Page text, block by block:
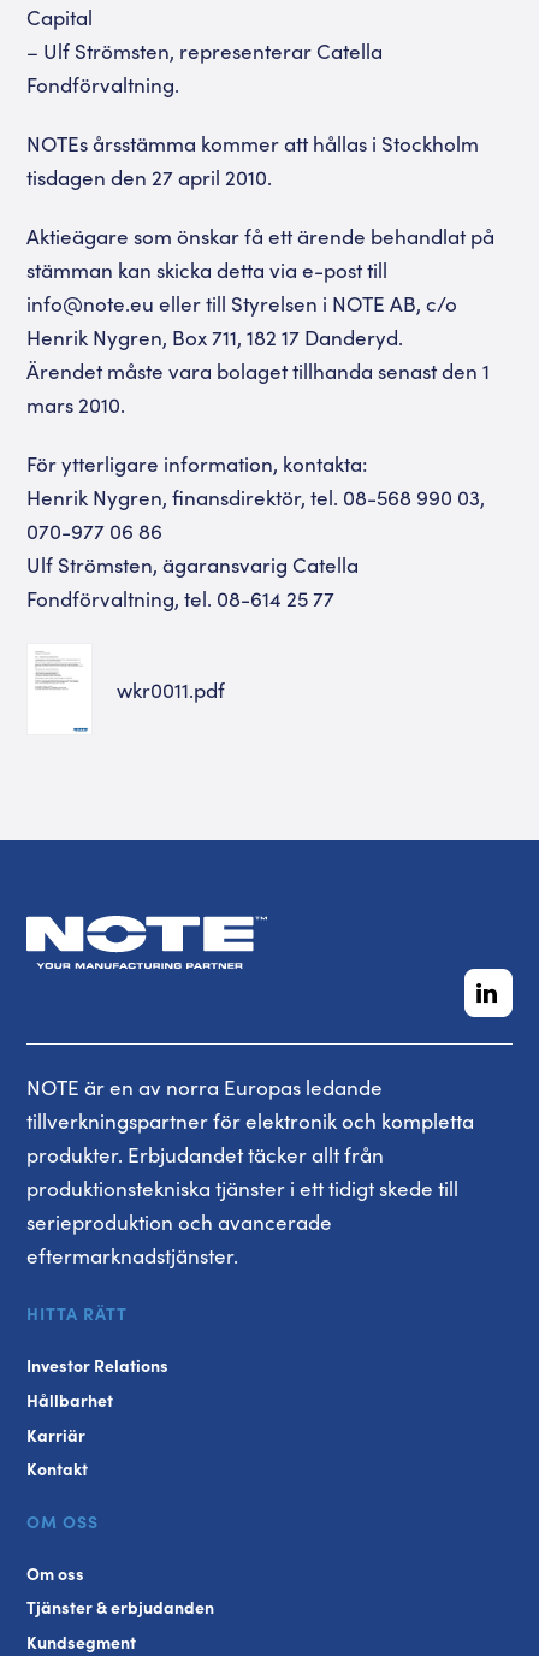
Capital
– Ulf Strömsten, representerar Catella
Fondförvaltning.
NOTEs årsstämma kommer att hållas i Stockholm
tisdagen den 27 april 2010.
Aktieägare som önskar få ett ärende behandlat på
stämman kan skicka detta via e-post till
info@note.eu eller till Styrelsen i NOTE AB, c/o
Henrik Nygren, Box 711, 182 17 Danderyd.
Ärendet måste vara bolaget tillhanda senast den 1
mars 2010.
För ytterligare information, kontakta:
Henrik Nygren, finansdirektör, tel. 08-568 990 03,
070-977 06 86
Ulf Strömsten, ägaransvarig Catella
Fondförvaltning, tel. 08-614 25 77
wkr0011.pdf
NOTE är en av norra Europas ledande
tillverkningspartner för elektronik och kompletta
produkter. Erbjudandet täcker allt från
produktionstekniska tjänster i ett tidigt skede till
serieproduktion och avancerade
eftermarknadstjänster.
HITTA RÄTT
Investor Relations
Hållbarhet
Karriär
Kontakt
OM OSS
Om oss
Tjänster & erbjudanden
Kundsegment